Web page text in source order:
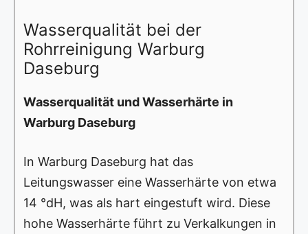
Wasserqualität bei der
Rohrreinigung Warburg
Daseburg
Wasserqualität und Wasserhärte in
Warburg Daseburg
In Warburg Daseburg hat das
Leitungswasser eine Wasserhärte von etwa
14 °dH, was als hart eingestuft wird. Diese
hohe Wasserhärte führt zu Verkalkungen in